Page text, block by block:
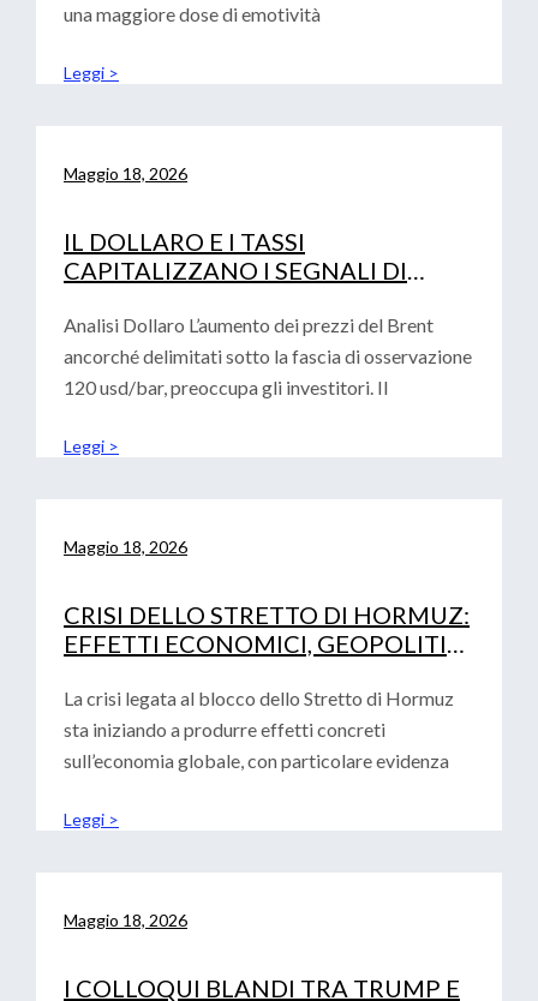
una maggiore dose di emotività
Leggi >
Maggio 18, 2026
IL DOLLARO E I TASSI
CAPITALIZZANO I SEGNALI DI
Analisi Dollaro L’aumento dei prezzi del Brent
ancorché delimitati sotto la fascia di osservazione
120 usd/bar, preoccupa gli investitori. Il
Leggi >
Maggio 18, 2026
CRISI DELLO STRETTO DI HORMUZ:
EFFETTI ECONOMICI, GEOPOLITICI
STATI UNITI E CINA
La crisi legata al blocco dello Stretto di Hormuz
sta iniziando a produrre effetti concreti
sull’economia globale, con particolare evidenza
Leggi >
Maggio 18, 2026
I COLLOQUI BLANDI TRA TRUMP E